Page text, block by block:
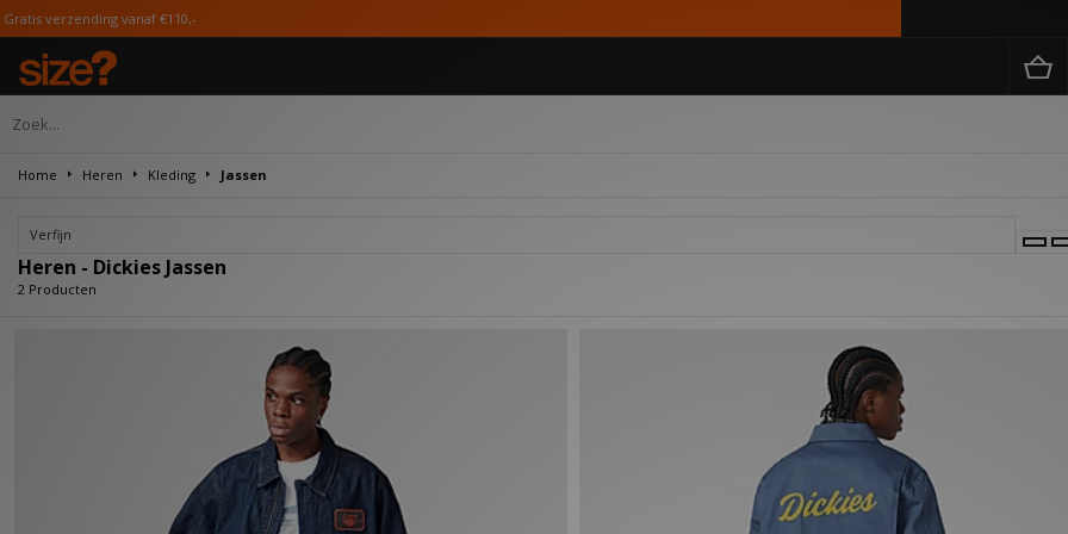
vanaf €110,-
Home Heren Kleding Jassen
Verfijn
Heren - Dickies Jassen
2 Producten